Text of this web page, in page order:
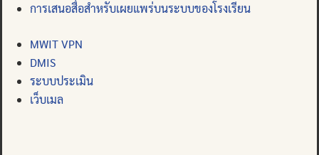
การเสนอสื่อสำหรับเผยแพร่บนระบบของโรงเรียน
MWIT VPN
DMIS
ระบบประเมิน
เว็บเมล